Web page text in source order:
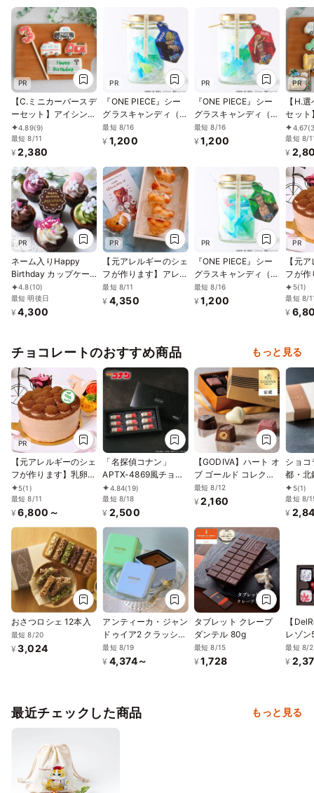
PR
【C.ミニカーバースデ
ーセット】アイシング
クッキー クッキー 救
急車 消防車 パトカー
車 プチギフト ケーキ
デコレーション パト
カー 男の子 誕生日 ケ
ーキトッピング かわ
いい お菓子
4.89(9)
最短 8/11
¥ 2,380
PR
『ONE PIECE』シー
グラスキャンディ（サ
ンジ）
最短 8/16
¥ 1,200
PR
『ONE PIECE』シー
グラスキャンディ（ル
フィ）
最短 8/16
¥ 1,200
PR
【H.
セット
ッキー
車 消
プチギ
コレ
ー 男
キトッ
い お
4.67
最短 8/
¥
PR
ネーム入りHappy
Birthday カップケー
キBox 誕生日プレゼン
ト
4.8(10)
最短 明後日
¥ 4,300
PR
【元アレルギーのシェ
フが作ります】アレル
ギー対応くまちゃんマ
ドレーヌ6個入り／乳
最短 8/11
¥ 4,350
PR
『ONE PIECE』シー
グラスキャンディ（ゾ
ロ）
最短 8/16
¥ 1,200
PR
【元
フが作
麦不使
対応ケ
ートケ
5(1)
最短 8/
¥
チョコレートのおすすめ商品 もっと見る
PR
【元アレルギーのシェ
フが作ります】乳卵小
麦不使用／アレルギー
対応ケーキ／チョコレ
ートケーキ4号
（12cm）ヴィーガン
5(1)
最短 8/11
¥ 6,800～
「名探偵コナン」
APTX-4869風チョコ
レート 9個入
4.84(19)
最短 8/18
¥ 2,500
【GODIVA】ハート オ
ブ ゴールド コレクシ
ョン（6粒入）お中元
2026
最短 8/12
¥ 2,160
ショコ
都・北
たなチ
界～
5(1)
最短 8/
¥
おさつロシェ 12本入
最短 8/20
¥ 3,024
アンティーカ・ジャン
ドゥイア2 クラッシコ
｜
最短 8/19
¥ 4,374～
タブレット クレープ
ダンテル 80g
最短 8/15
¥ 1,728
【
レゾン
最短 8/
¥
最近チェックした商品 もっと見る